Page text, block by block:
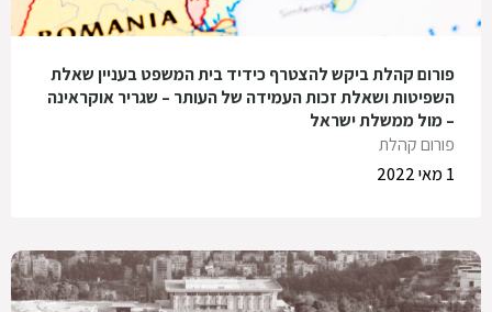
פורום קהלת ביקש להצטרף כידיד בית המשפט בעניין שאלת
השפיטות ושאלת זכות העמידה של העותר – שגריר אוקראינה
– מול ממשלת ישראל
פורום קהלת
1 מאי 2022